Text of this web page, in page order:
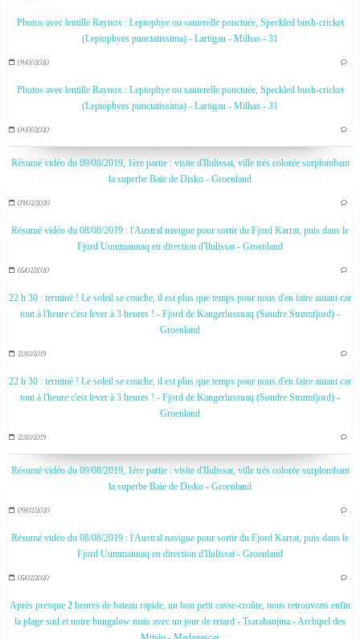
Photos avec lentille Raynox : Leptophye ou sauterelle ponctuée, Speckled bush-cricket
(Leptophyes punctatissima) - Lartigau - Milhas - 31
04/07/2020 …
Photos avec lentille Raynox : Leptophye ou sauterelle ponctuée, Speckled bush-cricket
(Leptophyes punctatissima) - Lartigau - Milhas - 31
04/07/2020 …
Résumé vidéo du 09/08/2019, 1ère partie : visite d'Ilulissat, ville très colorée surplombant
la superbe Baie de Disko - Groenland
09/02/2020 …
Résumé vidéo du 08/08/2019 : l'Austral navigue pour sortir du Fjord Karrat, puis dans le
Fjord Uummannaq en direction d'Ilulissat - Groenland
05/02/2020 …
22 h 30 : terminé ! Le soleil se couche, il est plus que temps pour nous d'en faire autant car
tout à l'heure c'est lever à 3 heures ! - Fjord de Kangerlussuaq (Søndre Strømfjord) -
Groenland
21/10/2019 …
22 h 30 : terminé ! Le soleil se couche, il est plus que temps pour nous d'en faire autant car
tout à l'heure c'est lever à 3 heures ! - Fjord de Kangerlussuaq (Søndre Strømfjord) -
Groenland
21/10/2019 …
Résumé vidéo du 09/08/2019, 1ère partie : visite d'Ilulissat, ville très colorée surplombant
la superbe Baie de Disko - Groenland
09/02/2020 …
Résumé vidéo du 08/08/2019 : l'Austral navigue pour sortir du Fjord Karrat, puis dans le
Fjord Uummannaq en direction d'Ilulissat - Groenland
05/02/2020 …
Après presque 2 heures de bateau rapide, un bon petit casse-croûte, nous retrouvons enfin
la plage sud et notre bungalow mais avec un jour de retard - Tsarabanjina - Archipel des